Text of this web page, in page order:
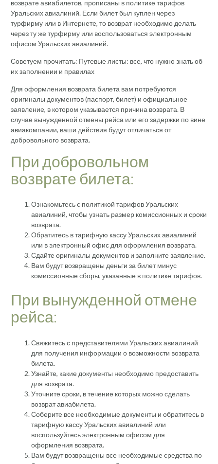
возврате авиабилетов, прописаны в политике тарифов
Уральских авиалиний. Если билет был куплен через
турфирму или в Интернете, то возврат необходимо делать
через ту же турфирму или воспользоваться электронным
офисом Уральских авиалиний.
Советуем прочитать: Путевые листы: все, что нужно знать об
их заполнении и правилах
Для оформления возврата билета вам потребуются
оригиналы документов (паспорт, билет) и официальное
заявление, в котором указывается причина возврата. В
случае вынужденной отмены рейса или его задержки по вине
авиакомпании, ваши действия будут отличаться от
добровольного возврата.
При добровольном
возврате билета:
Ознакомьтесь с политикой тарифов Уральских
авиалиний, чтобы узнать размер комиссионных и сроки
возврата.
Обратитесь в тарифную кассу Уральских авиалиний
или в электронный офис для оформления возврата.
Сдайте оригиналы документов и заполните заявление.
Вам будут возвращены деньги за билет минус
комиссионные сборы, указанные в политике тарифов.
При вынужденной отмене
рейса:
Свяжитесь с представителями Уральских авиалиний
для получения информации о возможности возврата
билета.
Узнайте, какие документы необходимо предоставить
для возврата.
Уточните сроки, в течение которых можно сделать
возврат авиабилета.
Соберите все необходимые документы и обратитесь в
тарифную кассу Уральских авиалиний или
воспользуйтесь электронным офисом для
оформления возврата.
Вам будут возвращены все необходимые средства по